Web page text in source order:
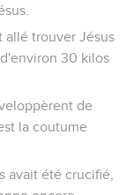
allé trouver Jésus
30 kilos
de
la coutume
avait été crucifié,